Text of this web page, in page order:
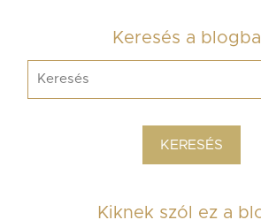
Keresés a
Kiknek szól ez a